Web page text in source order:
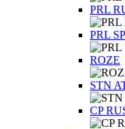
PRL
PRL
ROZE
STN
СP